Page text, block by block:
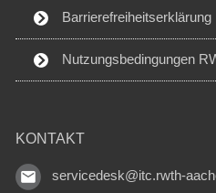
Barrierefreiheitserklärung
Nutzungsbedingungen
KONTAKT
servicedesk@itc.rwth-